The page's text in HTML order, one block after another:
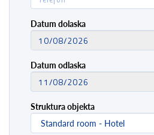
Datum dolaska
Datum odlaska
Struktura objekta